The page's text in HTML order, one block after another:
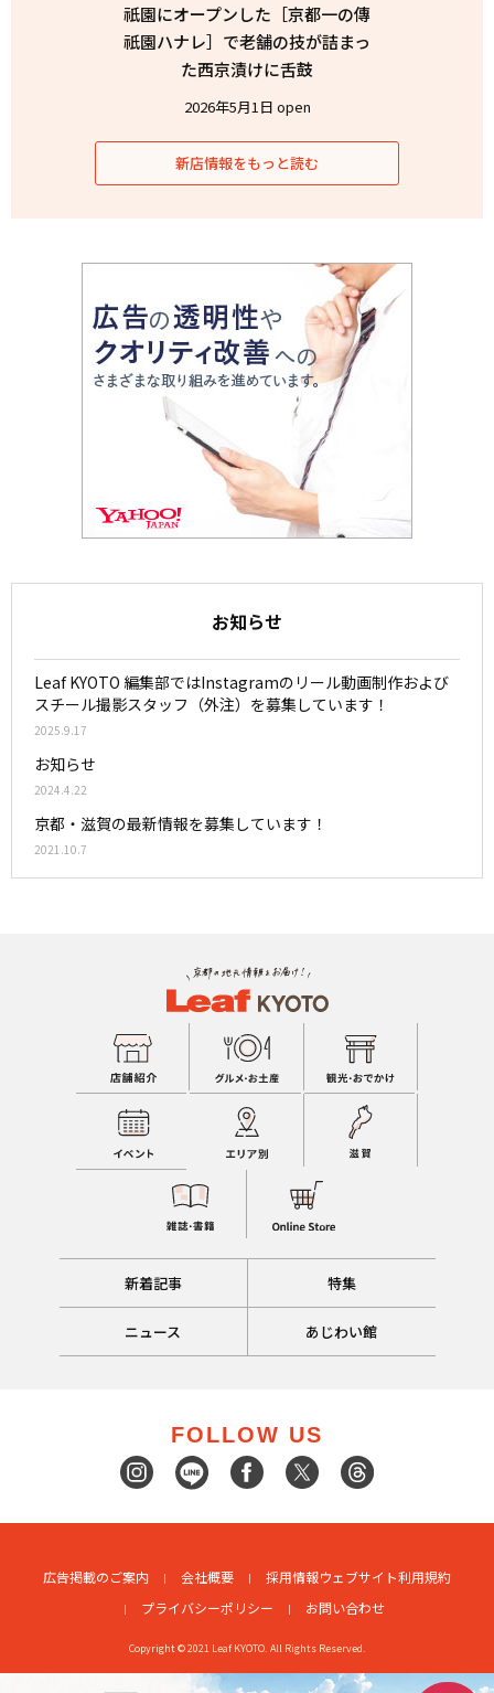
祇園にオープンした［京都一の傳
祇園ハナレ］で老舗の技が詰まっ
た西京漬けに舌鼓
2026年5月1日 open
新店情報をもっと読む
お知らせ
Leaf KYOTO 編集部ではInstagramのリール動画制作および
スチール撮影スタッフ（外注）を募集しています！
2025.9.17
お知らせ
2024.4.22
京都・滋賀の最新情報を募集しています！
2021.10.7
新着記事 特集
ニュース あじわい館
FOLLOW US
広告掲載のご案内 会社概要 採用情報ウェブサイト利用規約
プライバシーポリシー
お問い合わせ
Copyright © 2021 Leaf KYOTO. All Rights Reserved.